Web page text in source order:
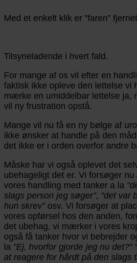
Med et enkelt klik er ”faren”
Tilsyneladende i hvert fald.
For mange af os vil efter en
faktisk ikke opleve den lettelse vi
mærke en umiddelbar lettelse ja,
vil ny frustration opstå.
Mange vil nu få en ny bølge af
ikke ønsker at handle på den
det ikke er i orden overfor andre
Måske har vi også oplevet det
ubehageligt det er. Vi forsøger
vores handling med tanker a la
slags person jeg søger”, ”det var
hun skrev”osv. Vi forsøger at
vores opførsel hos den anden,
det ubehag, vi mærker i vores
også få tanker hvor vi bebrejder
la ”Ej, hvorfor gjorde jeg nu det?”
at reagere for hårdt på den slags